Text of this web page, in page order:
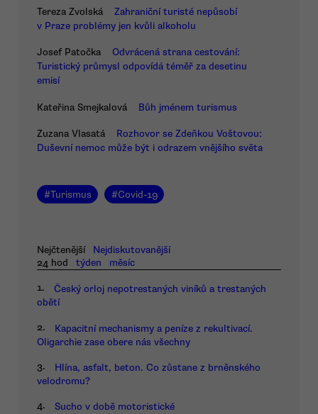
Tereza Zvolská
Zahraniční turisté nepůsobí
v Praze problémy jen kvůli alkoholu
Josef Patočka
Odvrácená strana cestování:
Turistický průmysl odpovídá téměř za desetinu
emisí
Kateřina Smejkalová Bůh jménem turismus
Zuzana Vlasatá
Rozhovor se Zdeňkou Voštovou:
Duševní nemoc může být i odrazem vnějšího světa
#Turismus #Covid-19
Nejčtenější
Nejdiskutovanější
24 hod
týden měsíc
1.
Český orloj nepotrestaných viníků a trestaných
obětí
2.
Kapacitní mechanismy a peníze z rekultivací.
Oligarchie zase obere nás všechny
3.
Hlína, asfalt, beton. Co zůstane z brněnského
velodromu?
4. Sucho v době motoristické